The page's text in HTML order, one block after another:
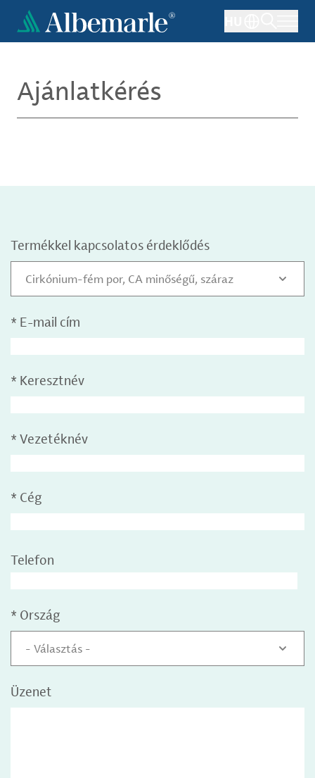
Ugrás
tartalomra
Ajánlatkérés
Termékkel kapcsolatos érdeklődés
Cirkónium-fém por, CA minőségű, száraz
* E-mail cím
* Keresztnév
* Vezetéknév
* Cég
Telefon
* Ország
- Választás -
Üzenet